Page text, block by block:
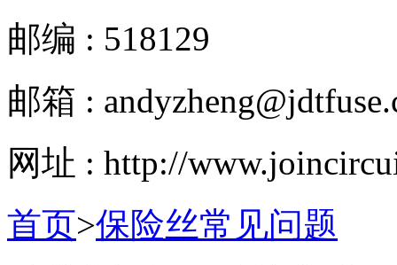
邮编 : 518129
邮箱 :
网址 : http://
首页>保险丝常见问题